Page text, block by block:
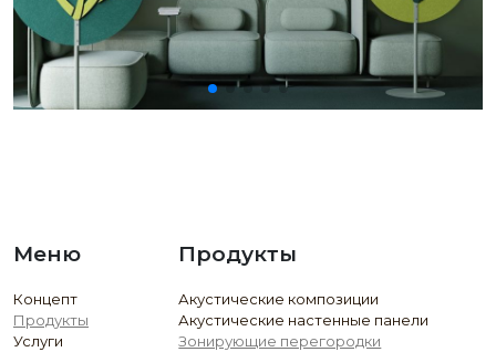
Меню
Концепт
Продукты
Услуги
Продукты
Акустические композиции
Акустические настенные панели
Зонирующие перегородки